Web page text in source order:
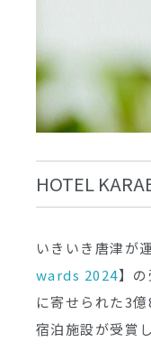
HOTEL
いきいき唐津が
wards 2024】
に寄せられた3
宿泊施設が受賞